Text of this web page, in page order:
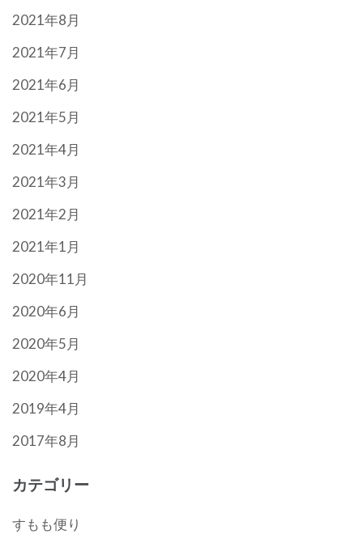
2021年8月
2021年7月
2021年6月
2021年5月
2021年4月
2021年3月
2021年2月
2021年1月
2020年11月
2020年6月
2020年5月
2020年4月
2019年4月
2017年8月
カテゴリー
すもも便り